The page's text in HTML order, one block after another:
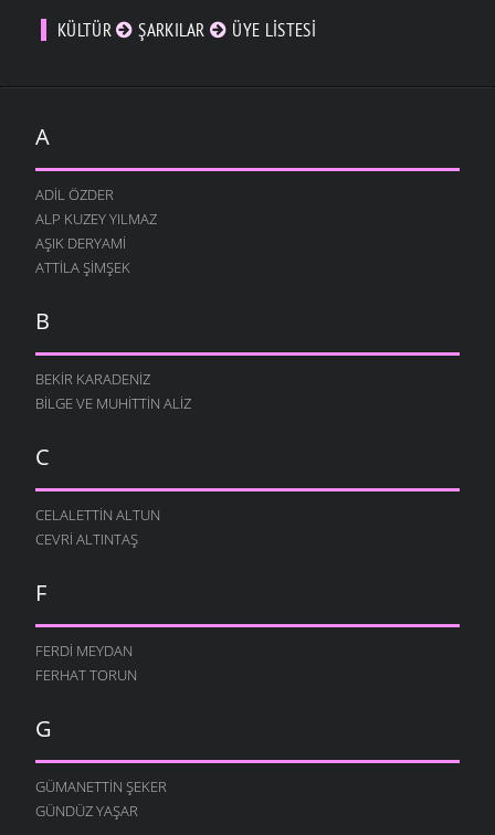
KÜLTÜR ŞARKILAR ÜYE LISTESI
A
ADIL ÖZDER
ALP KUZEY YILMAZ
AŞIK DERYAMI
ATTILA ŞIMŞEK
B
BEKIR KARADENIZ
BILGE VE MUHITTIN ALIZ
C
CELALETTIN ALTUN
CEVRI ALTINTAŞ
F
FERDI MEYDAN
FERHAT TORUN
G
GÜMANETTIN ŞEKER
GÜNDÜZ YAŞAR